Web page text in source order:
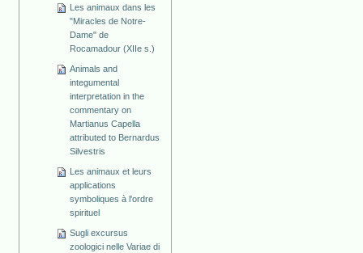
Les animaux dans les
"Miracles de Notre-
Dame" de
Rocamadour (XIIe s.)
Animals and
integumental
interpretation in the
commentary on
Martianus Capella
attributed to Bernardus
Silvestris
Les animaux et leurs
applications
symboliques à l'ordre
spirituel
Sugli excursus
zoologici nelle Variae di